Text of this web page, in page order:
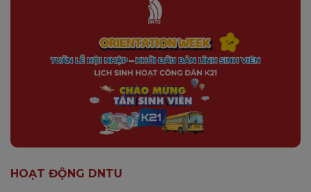
HOẠT ĐỘNG DNTU